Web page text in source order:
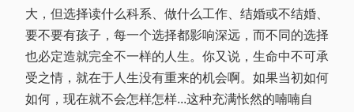
大，但选择读什么科系、做什么工作、结婚或不结婚、
要不要有孩子，每一个选择都影响深远，而不同的选择
也必定造就完全不一样的人生。你又说，生命中不可承
受之情，就在于人生没有重来的机会啊。如果当初如何
如何，现在就不会怎样怎样...这种充满怅然的喃喃自